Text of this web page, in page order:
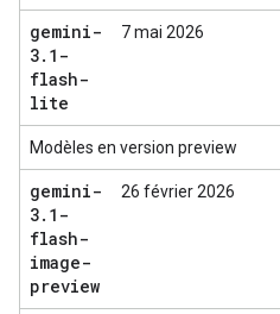
gemini-
3. 1-
flash-
lite
7 mai 2026
Modèles en version preview
gemini-
3. 1-
flash-
image-
preview
26 février 2026